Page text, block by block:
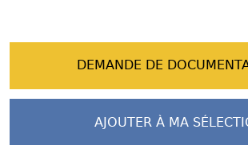
DEMANDE DE
AJOUTER À MA